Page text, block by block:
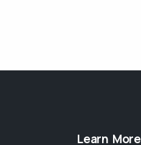
Learn More